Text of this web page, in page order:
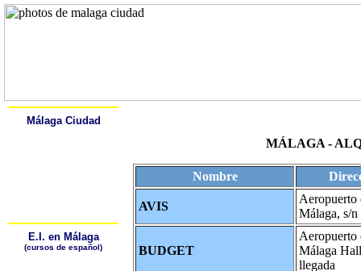
MÁLAGA -
Nombre
AVIS
Aeropuerto
Málaga, s/n
BUDGET
Aeropuerto
Málaga
llegada
Málaga Ciudad
E.I. en Málaga
(cursos de español)